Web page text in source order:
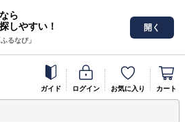
ら
しやすい！
るなび」
開く
ガイド ログイン お気に入り カート